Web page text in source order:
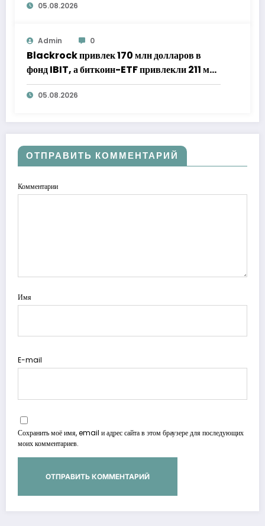
05.08.2026
Admin 0
Blackrock привлек 170 млн долларов в
фонд IBIT, а биткоин-ETF привлекли 211 млн
долларов
05.08.2026
ОТПРАВИТЬ КОММЕНТАРИЙ
Комментарии
Имя
E-mail
Сохранить моё имя, email и адрес сайта в этом браузере для последующих
моих комментариев.